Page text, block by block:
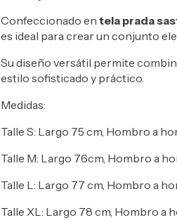
Confeccionado en tela prada
es ideal para crear un conjunto
Su diseño versátil permite
estilo sofisticado y práctico.
Medidas:
Talle S: Largo 75 cm, Hombro a
Talle M: Largo 76cm, Hombro a
Talle L: Largo 77 cm, Hombro a
Talle XL: Largo 78 cm, Hombro a